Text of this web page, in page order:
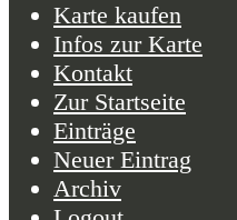
Karte kaufen
Infos zur Karte
Kontakt
Zur Startseite
Einträge
Neuer Eintrag
Archiv